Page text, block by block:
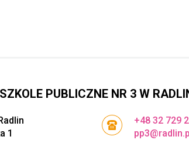
PUBLICZNE NR 3 W
1
+48 32 729